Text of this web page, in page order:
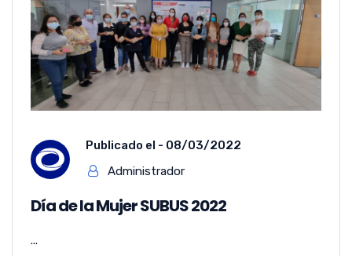
Publicado el - 08/03/2022
Administrador
Día de la Mujer SUBUS 2022
...